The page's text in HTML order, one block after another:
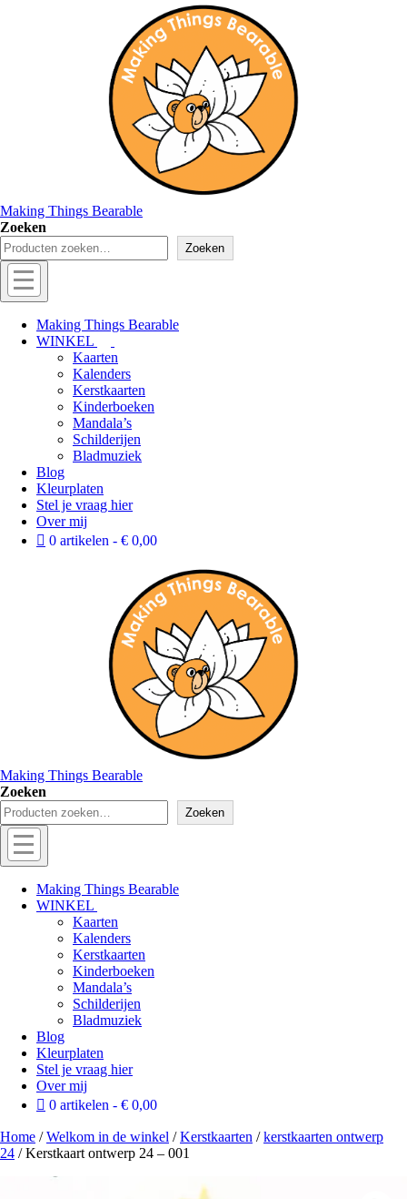
Making Things Bearable
Zoeken
Zoeken
Hoofd
navigatie
Menu
Making Things Bearable
WINKEL
Kaarten
Kalenders
Kerstkaarten
Kinderboeken
Mandala’s
Schilderijen
Bladmuziek
Blog
Kleurplaten
Stel je vraag hier
Over mij
0 artikelen
€ 0,00
Making Things Bearable
Zoeken
Zoeken
Menu
Off
canvas
Making Things Bearable
WINKEL
Kaarten
Kalenders
Kerstkaarten
Kinderboeken
Mandala’s
Schilderijen
Bladmuziek
Blog
Kleurplaten
Stel je vraag hier
Over mij
0 artikelen
€ 0,00
Home /Welkom in de winkel /Kerstkaarten /kerstkaarten ontwerp
24 / Kerstkaart ontwerp 24 – 001